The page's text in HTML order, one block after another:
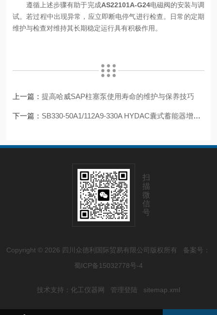
遵循上述步骤有助于完成AS22101A-G24电磁阀的安装与调
试。若过程中出现异常，应立即断电停气进行检查。日常的定期
维护与检查对维持其长期稳定运行具有积极作用。
上一篇：提高哈威SAP柱塞泵使用寿命的维护与保养技巧
下一篇： SB330-50A1/112A9-330A HYDAC囊式蓄能器增强系统响应速度，提升操作灵活性
扫
描
微
信
号
Copyright © 2026 四川众德利国际贸易有限公司版权所有 备案号：
蜀ICP备15032778号-4
技术支持： 化工仪器网 管理登陆 sitemap.xml